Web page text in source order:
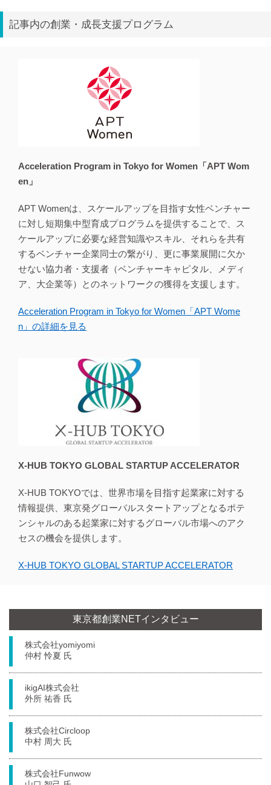
記事内の創業・成長支援プログラム
Acceleration Program in Tokyo for Women「APT Wom
en」
APT Womenは、スケールアップを目指す女性ベンチャー
に対し短期集中型育成プログラムを提供することで、ス
ケールアップに必要な経営知識やスキル、それらを共有
するベンチャー企業同士の繋がり、更に事業展開に欠か
せない協力者・支援者（ベンチャーキャピタル、メディ
ア、大企業等）とのネットワークの獲得を支援します。
Acceleration Program in Tokyo for Women「APT Wome
n」の詳細を見る
X-HUB TOKYO GLOBAL STARTUP ACCELERATOR
X-HUB TOKYOでは、世界市場を目指す起業家に対する
情報提供、東京発グローバルスタートアップとなるポテ
ンシャルのある起業家に対するグローバル市場へのアク
セスの機会を提供します。
X-HUB TOKYO GLOBAL STARTUP ACCELERATOR
東京都創業NETインタビュー
株式会社yomiyomi
仲村 怜夏 氏
ikigAI株式会社
外所 祐香 氏
株式会社Circloop
中村 周大 氏
株式会社Funwow